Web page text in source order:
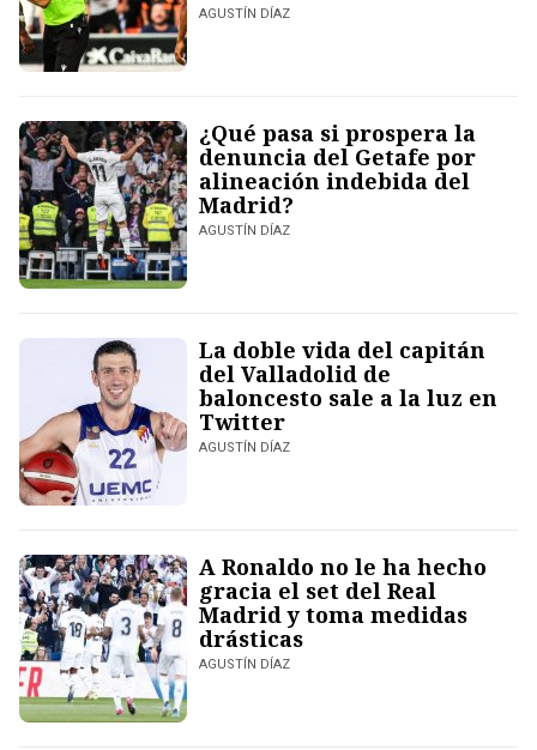
AGUSTÍN DÍAZ
¿Qué pasa si prospera la
denuncia del Getafe por
alineación indebida del
Madrid?
AGUSTÍN DÍAZ
La doble vida del capitán
del Valladolid de
baloncesto sale a la luz en
Twitter
AGUSTÍN DÍAZ
A Ronaldo no le ha hecho
gracia el set del Real
Madrid y toma medidas
drásticas
AGUSTÍN DÍAZ